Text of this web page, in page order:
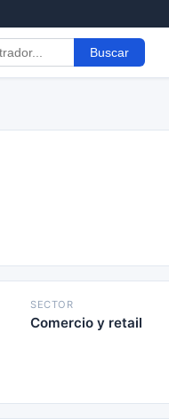
Buscar
SECTOR
Comercio y retail